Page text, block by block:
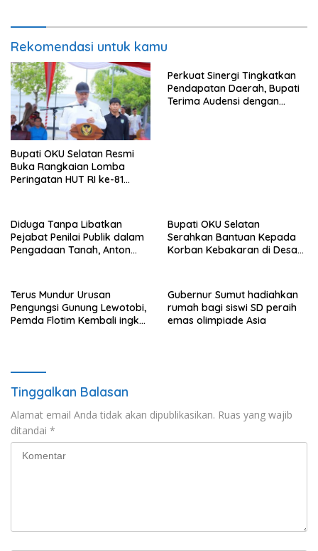
Rekomendasi untuk kamu
Bupati OKU Selatan Resmi
Buka Rangkaian Lomba
Peringatan HUT RI ke-81
Perkuat Sinergi Tingkatkan
Pendapatan Daerah, Bupati
Terima Audensi dengan
Diduga Tanpa Libatkan
Pejabat Penilai Publik dalam
Pengadaan Tanah, Anton
Bupati OKU Selatan
Serahkan Bantuan Kepada
Korban Kebakaran di Desa
Terus Mundur Urusan
Pengungsi Gunung Lewotobi,
Pemda Flotim Kembali ingkar
Gubernur Sumut hadiahkan
rumah bagi siswi SD peraih
emas olimpiade Asia
Tinggalkan Balasan
Alamat email Anda tidak akan dipublikasikan. Ruas yang wajib
ditandai *